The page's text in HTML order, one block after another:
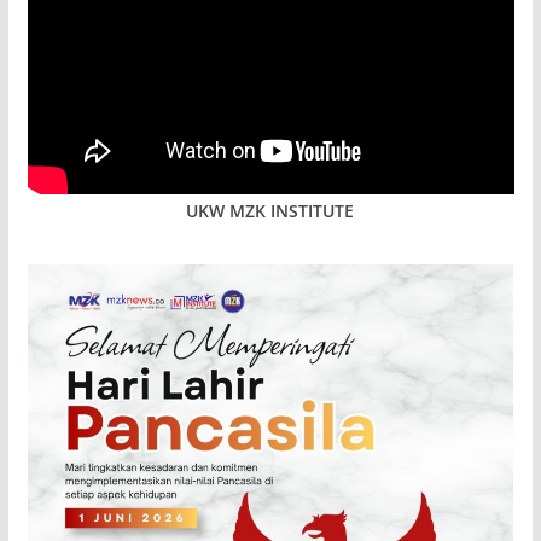
UKW MZK INSTITUTE